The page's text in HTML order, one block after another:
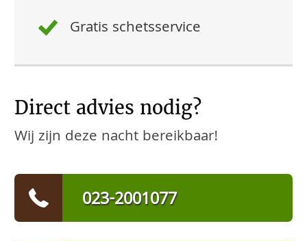
Gratis schetsservice
Direct advies nodig?
Wij zijn deze nacht bereikbaar!
023-2001077